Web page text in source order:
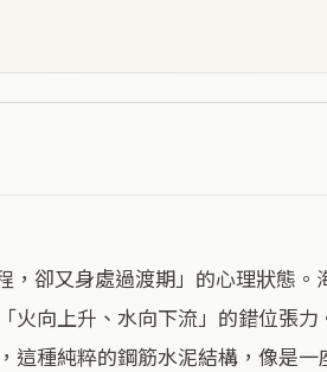
向上升、水向下流」的錯位張
種純粹的鋼筋水泥結構，像是